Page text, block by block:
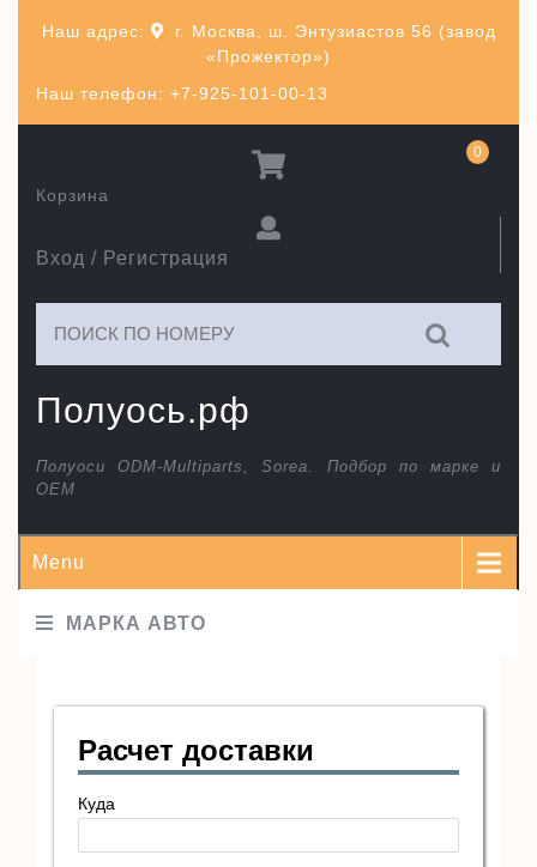
Наш телефон: +7-925-101-00-13
Наш адрес:
г. Москва, ш. Энтузиастов 56 (завод
«Прожектор»)
Полуось.рф
Полуоси ODM-Multiparts, Sorea. Подбор по марке и
ОЕМ
Вход / Регистрация
Корзина
0
Menu
МАРКА АВТО
Расчет доставки
Куда